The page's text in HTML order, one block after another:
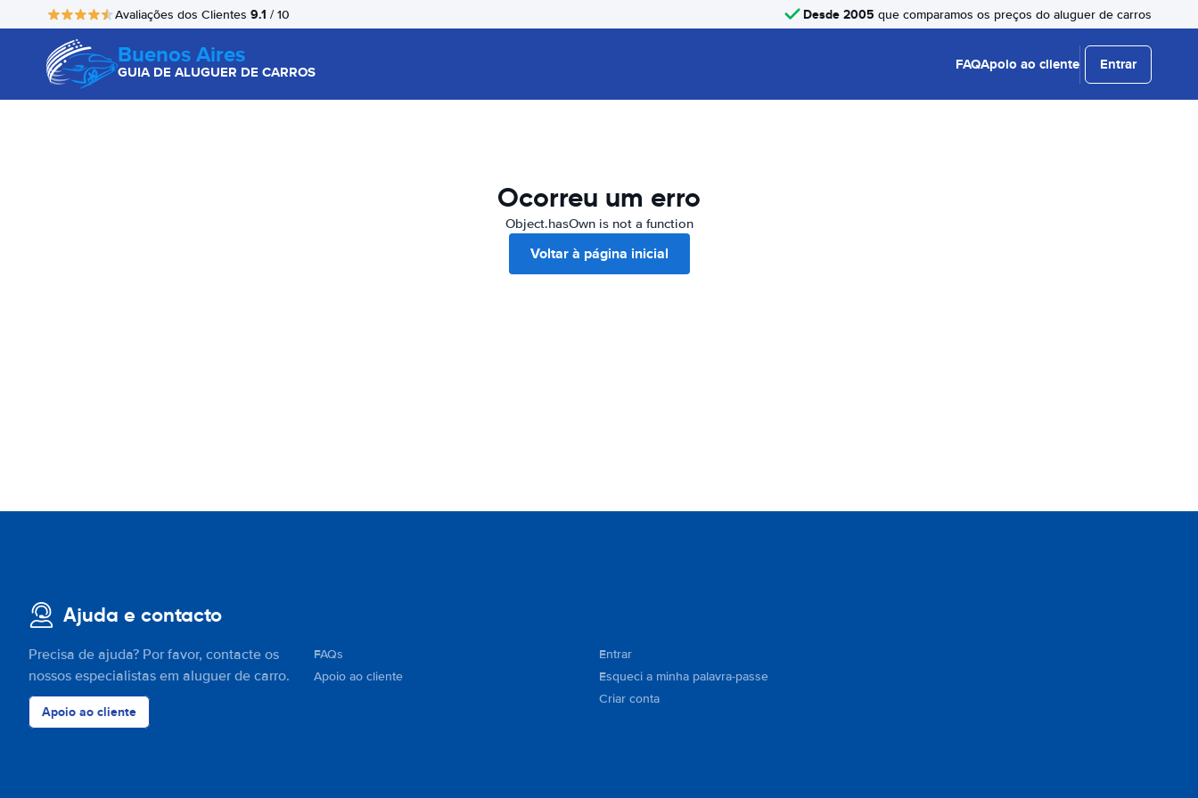
Avaliações dos Clientes 9.1 / 10 Desde 2005 que comparamos os preços do aluguer de carros
Buenos Aires
GUIA DE ALUGUER DE CARROS FAQApoio ao cliente Entrar
Ocorreu um erro
Object.hasOwn is not a function
Voltar à página inicial
Ajuda e contacto
Precisa de ajuda? Por favor, contacte os
nossos especialistas em aluguer de carro.
Apoio ao cliente
FAQs
Apoio ao cliente
Entrar
Esqueci a minha palavra-passe
Criar conta